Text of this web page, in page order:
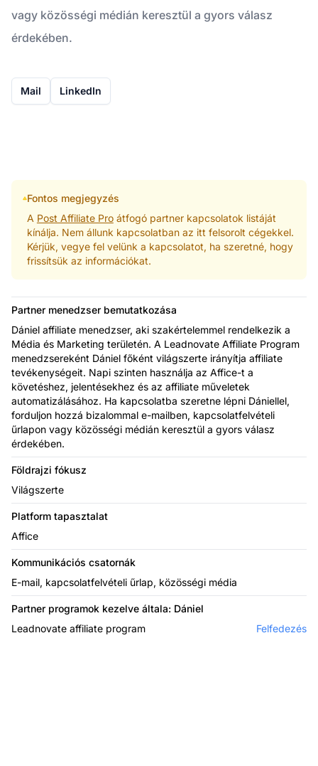
vagy közösségi médián keresztül a gyors válasz
érdekében.
Mail LinkedIn
Fontos megjegyzés
A Post Affiliate Proátfogó partner kapcsolatok listáját
kínálja. Nem állunk kapcsolatban az itt felsorolt cégekkel.
Kérjük, vegye fel velünk a kapcsolatot, ha szeretné, hogy
frissítsük az információkat.
Partner menedzser bemutatkozása
Dániel affiliate menedzser, aki szakértelemmel rendelkezik a
Média és Marketing területén. A Leadnovate Affiliate Program
menedzsereként Dániel főként világszerte irányítja affiliate
tevékenységeit. Napi szinten használja az Affice-t a
követéshez, jelentésekhez és az affiliate műveletek
automatizálásához. Ha kapcsolatba szeretne lépni Dániellel,
forduljon hozzá bizalommal e-mailben, kapcsolatfelvételi
űrlapon vagy közösségi médián keresztül a gyors válasz
érdekében.
Földrajzi fókusz
Világszerte
Platform tapasztalat
Affice
Kommunikációs csatornák
E-mail, kapcsolatfelvételi űrlap, közösségi média
Partner programok kezelve általa: Dániel
Leadnovate affiliate program
Felfedezés